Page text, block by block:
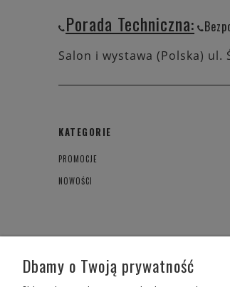
Porada Techniczna:
Salon i wystawa (Polska) ul.
KATEGORIE
PROMOCJE
NOWOŚCI
Dbamy o Twoją prywatność